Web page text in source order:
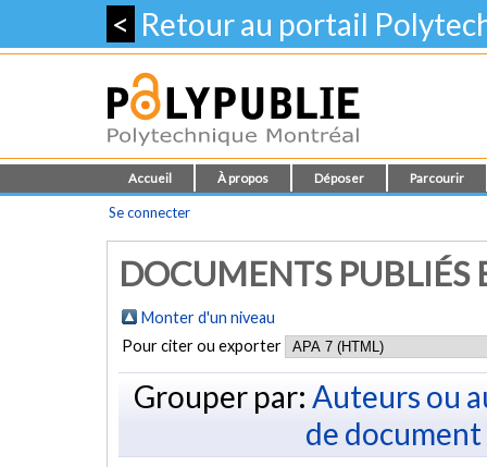
< Retour au portail
Accueil À propos Déposer Parcourir
Se connecter
DOCUMENTS PUBLIÉS
Monter d'un niveau
Pour citer ou exporter
Grouper par: Auteurs ou
de document